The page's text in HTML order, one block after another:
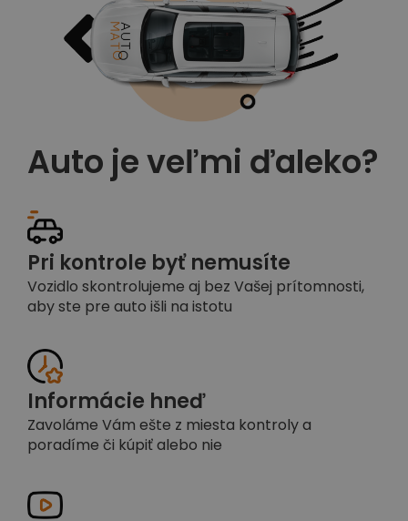
Auto je veľmi ďaleko?
Pri kontrole byť nemusíte
Vozidlo skontrolujeme aj bez Vašej prítomnosti,
aby ste pre auto išli na istotu
Informácie hneď
Zavoláme Vám ešte z miesta kontroly a
poradíme či kúpiť alebo nie